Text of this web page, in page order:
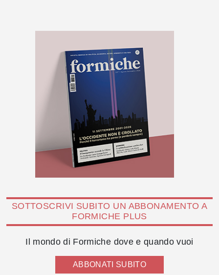
SOTTOSCRIVI SUBITO UN ABBONAMENTO A
FORMICHE PLUS
Il mondo di Formiche dove e quando vuoi
ABBONATI SUBITO